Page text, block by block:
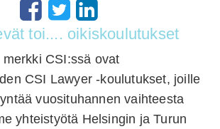
toi.... oikiskoulutukset
CSI:ssä ovat
CSI Lawyer -koulutukset, joille
vuosituhannen vaihteesta
yhteistyötä Helsingin ja Turun